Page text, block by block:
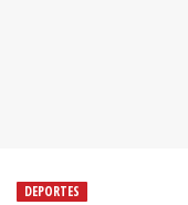
DEPORTES